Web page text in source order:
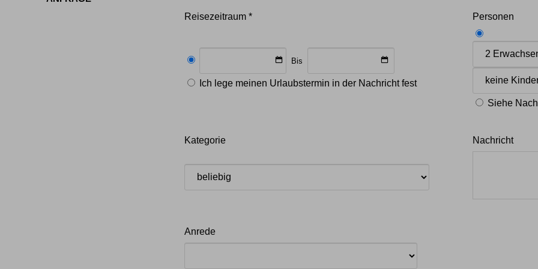
Reisezeitraum *
Bis
Ich lege meinen Urlaubstermin in der Nachricht fest
Personen
Siehe
Kategorie Nachricht
Anrede